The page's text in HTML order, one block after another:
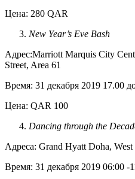
Цена: 280 QAR
New Year’s Eve Bash
Адрес:Marriott Marquis City
Street, Area 61
Время: 31 декабря 2019 17.00
Цена: QAR 100
Dancing through the
Адреса: Grand Hyatt Doha,
Время: 31 декабря 2019 06:00 -